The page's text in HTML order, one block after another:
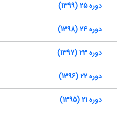
دوره 25 (1399)
دوره 24 (1398)
دوره 23 (1397)
دوره 22 (1396)
دوره 21 (1395)